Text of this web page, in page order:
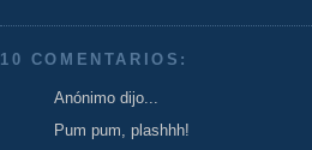
10 COMENTARIOS:
Anónimo dijo...
Pum pum, plashhh!